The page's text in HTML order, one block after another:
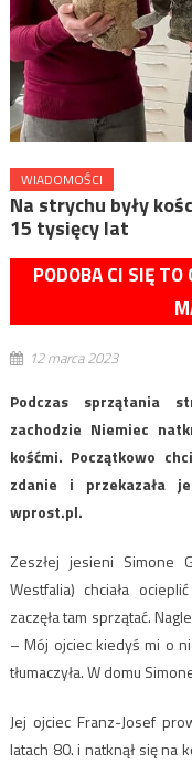
WIADOMOŚCI
Na strychu były
15 tysięcy lat
PODOBA CI SIĘ TO
12 marca 2023
Podczas sprzątania
zachodzie Niemiec
kośćmi. Początkowo
zdanie i przekazała
wprost.pl.
Zeszłej jesieni Simone
Westfalia) chciała
zaczęła tam sprzątać.
– Mój ojciec kiedyś mi o
tłumaczyła. W domu
Jej ojciec Franz-Josef
latach 80. i natknął się na